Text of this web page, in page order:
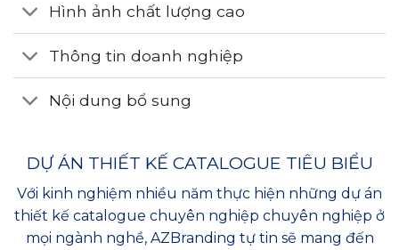
Hình ảnh chất lượng cao
Thông tin doanh nghiệp
Nội dung bổ sung
DỰ ÁN THIẾT KẾ CATALOGUE TIÊU BIỂU
Với kinh nghiệm nhiều năm thực hiện những dự án
thiết kế catalogue chuyên nghiệp chuyên nghiệp ở
mọi ngành nghề, AZBranding tự tin sẽ mang đến